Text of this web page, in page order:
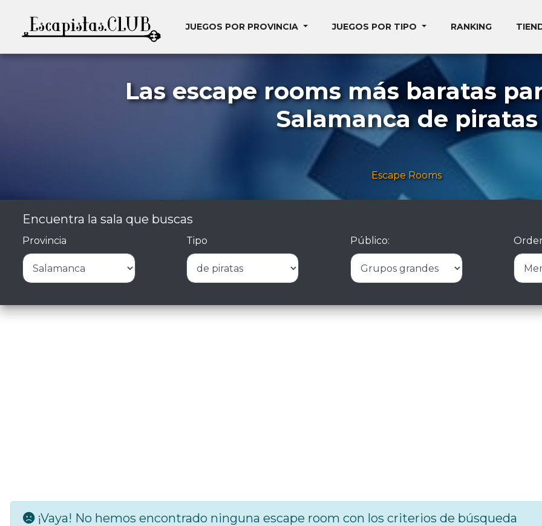
JUEGOS POR PROVINCIA JUEGOS POR TIPO RANKING
Las escape rooms más baratas
Salamanca de piratas
Escape Rooms
Encuentra la sala que buscas
Provincia Tipo Público:
¡Vaya! No hemos encontrado ninguna escape room con los criterios de búsqueda